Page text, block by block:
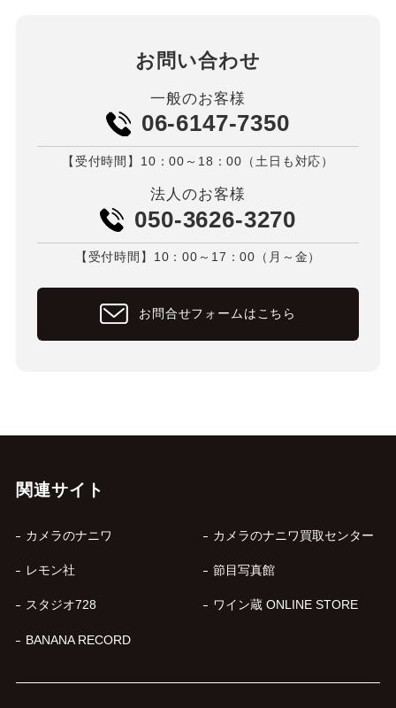
お問い合わせ
一般のお客様
06-6147-7350
【受付時間】10：00～18：00（土日も対応）
法人のお客様
050-3626-3270
【受付時間】10：00～17：00（月～金）
お問合せフォームはこちら
関連サイト
カメラのナニワ カメラのナニワ買取センター
レモン社 節目写真館
スタジオ728 ワイン蔵 ONLINE STORE
BANANA RECORD